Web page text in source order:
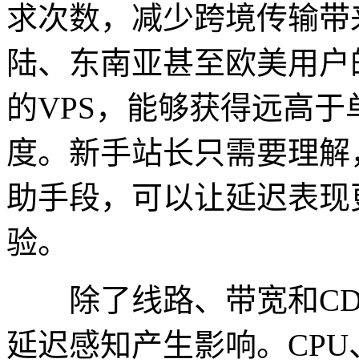
求次数，减少跨境传输
陆、东南亚甚至欧美用
的VPS，能够获得远高
度。新手站长只需要理
助手段，可以让延迟表
验。
除了线路、带宽和
延迟感知产生影响。